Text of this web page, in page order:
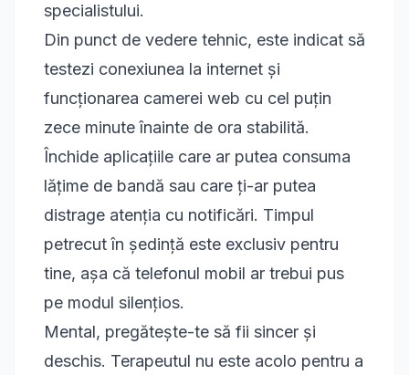
specialistului.
Din punct de vedere tehnic, este indicat să
testezi conexiunea la internet și
funcționarea camerei web cu cel puțin
zece minute înainte de ora stabilită.
Închide aplicațiile care ar putea consuma
lățime de bandă sau care ți-ar putea
distrage atenția cu notificări. Timpul
petrecut în ședință este exclusiv pentru
tine, așa că telefonul mobil ar trebui pus
pe modul silențios.
Mental, pregătește-te să fii sincer și
deschis. Terapeutul nu este acolo pentru a